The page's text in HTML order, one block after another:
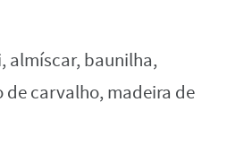
almíscar, baunilha,
de carvalho, madeira de